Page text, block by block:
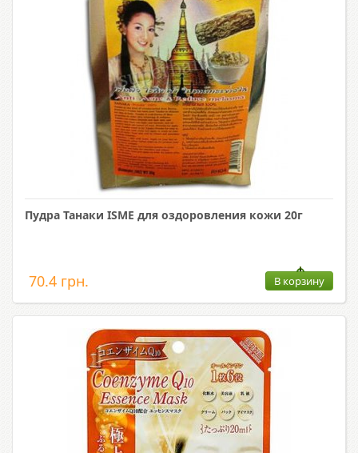
Пудра Танаки ISME для оздоровления кожи 20г
70.4 грн. В корзину